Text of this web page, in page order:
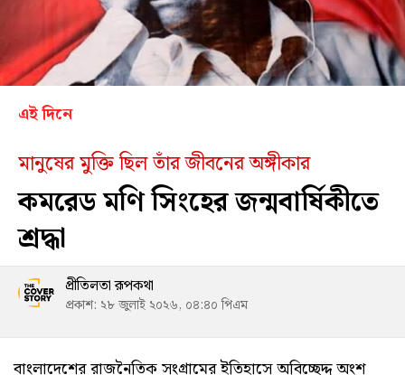
এই দিনে
মানুষের মুক্তি ছিল তাঁর জীবনের অঙ্গীকার
কমরেড মণি সিংহের জন্মবার্ষিকীতে
শ্রদ্ধা
প্রীতিলতা রূপকথা
প্রকাশ: ২৮ জুলাই ২০২৬, ০৪:৪০ পিএম
বাংলাদেশের রাজনৈতিক সংগ্রামের ইতিহাসে অবিচ্ছেদ্দ অংশ